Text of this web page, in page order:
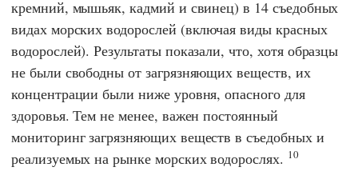
кремний, мышьяк, кадмий и свинец) в 14 съедобных
видах морских водорослей (включая виды красных
водорослей). Результаты показали, что, хотя образцы
не были свободны от загрязняющих веществ, их
концентрации были ниже уровня, опасного для
здоровья. Тем не менее, важен постоянный
мониторинг загрязняющих веществ в съедобных и
реализуемых на рынке морских водорослях. 10